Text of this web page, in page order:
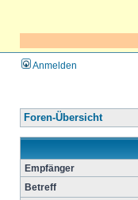
Anmelden
Foren-Übersicht
Empfänger
Betreff